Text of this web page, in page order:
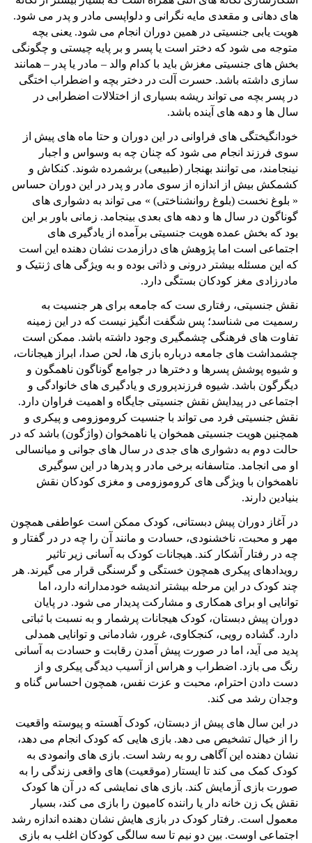
های دهانی و مقعدی مایه نگرانی و دلواپسی مادر و پدر می شود.
هویت یابی جنسیتی در همین دوران انجام می شود. یعنی بچه
متوجه می شود که دختر است یا پسر و بر پایه چیستی و چگونگی
بخش های جنسیتی مغزش باید با کدام والد – مادر یا پدر – همانند
سازی داشته باشد. حسرت آلت در دختر بچه و اضطراب اختگی
در پسر بچه می تواند ریشه بسیاری از اختلالات اضطرابی در
سال ها و دهه های آینده باشد.
خودانگیختگی های فراوانی در این دوران و حتا ماه های پیش از
سوی فرزند انجام می شود که چنان چه به وسواس و اجبار
نینجامند، می توانند بهنجار (طبیعی) برشمرده شوند. کنکاش و
کشمکش بیش از اندازه از سوی مادر و پدر در این دوران حساس
« بلوغ نخست (بلوغ روانشناختی) » می تواند به دشواری های
گوناگون در سال ها و دهه های بعدی بینجامد. زمانی باور بر این
بود که بخش عمده هویت جنسیتی برآمده از یادگیری های
اجتماعی است اما پژوهش های درازمدت نشان دهنده این است
که این مسئله بیشتر درونی و ذاتی بوده و به ویژگی های ژنتیک و
مادرزادی مغز کودکان بستگی دارد.
نقش جنسیتی، رفتاری ست که جامعه برای هر جنسیت به
رسمیت می شناسد؛ پس شگفت انگیز نیست که در این زمینه
تفاوت های فرهنگی چشمگیری وجود داشته باشد. ممکن است
چشمداشت های جامعه درباره بازی ها، لحن صدا، ابراز هیجانات،
و شیوه پوشش پسرها و دخترها در جوامع گوناگون ناهمگون و
دیگرگون باشد. شیوه فرزندپروری و یادگیری های خانوادگی و
اجتماعی در پیدایش نقش جنسیتی جایگاه و اهمیت فراوان دارد.
نقش جنسیتی فرد می تواند با جنسیت کروموزومی و پیکری و
همچنین هویت جنسیتی همخوان یا ناهمخوان (واژگون) باشد که در
حالت دوم به دشواری های جدی در سال های جوانی و میانسالی
او می انجامد. متاسفانه برخی مادر و پدرها در این سوگیری
ناهمخوان با ویژگی های کروموزومی و مغزی کودکان نقش
بنیادین دارند.
در آغاز دوران پیش دبستانی، کودک ممکن است عواطفی همچون
مهر و محبت، ناخشنودی، حسادت و مانند آن را چه در در گفتار و
چه در رفتار آشکار کند. هیجانات کودک به آسانی زیر تاثیر
رویدادهای پیکری همچون خستگی و گرسنگی قرار می گیرند. هر
چند کودک در این مرحله بیشتر اندیشه خودمدارانه دارد، اما
توانایی او برای همکاری و مشارکت پدیدار می شود. در پایان
دوران پیش دبستان، کودک هیجانات پرشمار و به نسبت با ثباتی
دارد. گشاده رویی، کنجکاوی، غرور، شادمانی و توانایی همدلی
پدید می آید، اما در صورت پیش آمدن رقابت و حسادت به آسانی
رنگ می بازد. اضطراب و هراس از آسیب دیدگی پیکری و از
دست دادن احترام، محبت و عزت نفس، همچون احساس گناه و
وجدان رشد می کند.
در این سال های پیش از دبستان، کودک آهسته و پیوسته واقعیت
را از خیال تشخیص می دهد. بازی هایی که کودک انجام می دهد،
نشان دهنده این آگاهی رو به رشد است. بازی های وانمودی به
کودک کمک می کند تا ایستار (موقعیت) های واقعی زندگی را به
صورت بازی آزمایش کند. بازی های نمایشی که در آن ها کودک
نقش یک زن خانه دار یا راننده کامیون را بازی می کند، بسیار
معمول است. رفتار کودک در بازی هایش نشان دهنده اندازه رشد
اجتماعی اوست. بین دو نیم تا سه سالگی کودکان اغلب به بازی